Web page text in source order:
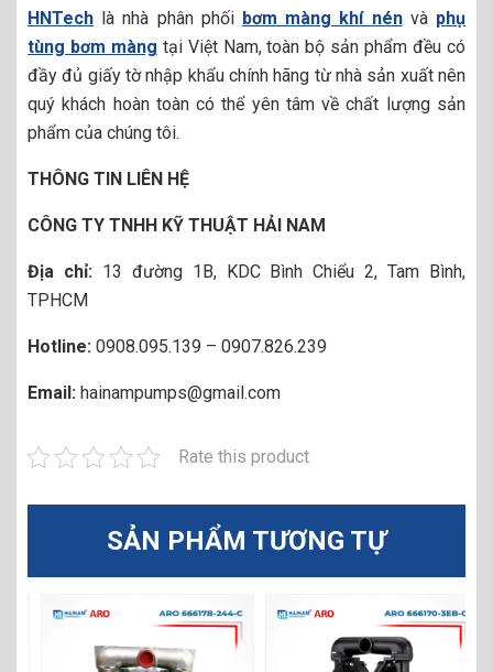
HNTech là nhà phân phối bơm màng khí nénvà phụ
tùng bơm màng tại Việt Nam, toàn bộ sản phẩm đều có
đầy đủ giấy tờ nhập khẩu chính hãng từ nhà sản xuất nên
quý khách hoàn toàn có thể yên tâm về chất lượng sản
phẩm của chúng tôi.
THÔNG TIN LIÊN HỆ
CÔNG TY TNHH KỸ THUẬT HẢI NAM
Địa chỉ:13 đường 1B, KDC Bình Chiểu 2, Tam Bình,
TPHCM
Hotline: 0908.095.139 – 0907.826.239
Email: hainampumps@gmail.com
Rate this product
SẢN PHẨM TƯƠNG TỰ